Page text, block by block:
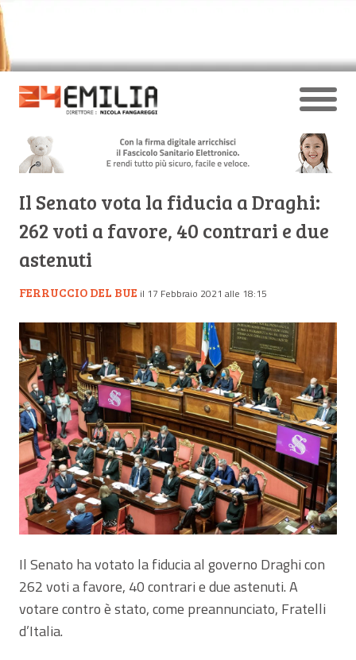
Il Senato vota la fiducia a Draghi:
262 voti a favore, 40 contrari e due
astenuti
FERRUCCIO DEL BUE il 17 Febbraio 2021 alle 18:15
Il Senato ha votato la fiducia al governo Draghi con
262 voti a favore, 40 contrari e due astenuti. A
votare contro è stato, come preannunciato, Fratelli
d’Italia.